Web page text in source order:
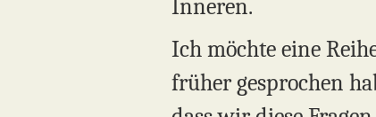
Inneren.
Ich möchte eine
früher gesprochen